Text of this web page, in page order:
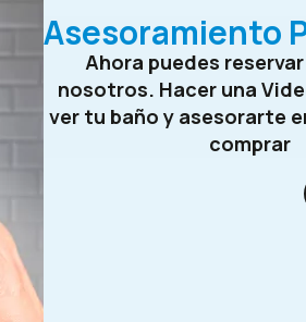
Asesoramiento
Ahora puedes
nosotros. Hacer una
ver tu baño y asesorarte
comprar